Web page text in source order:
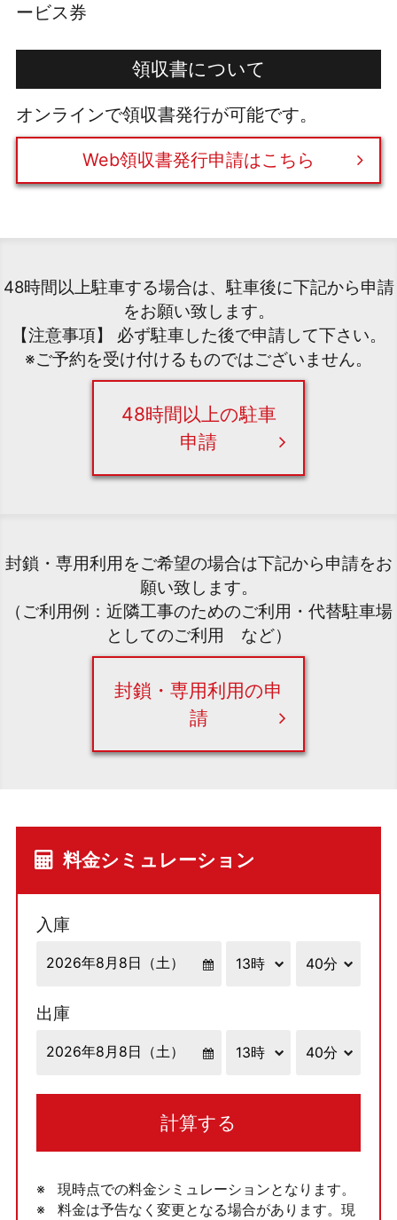
ービス券
領収書について
オンラインで領収書発行が可能です。
Web領収書発行申請はこちら
48時間以上駐車する場合は、駐車後に下記から申請
をお願い致します。
【注意事項】 必ず駐車した後で申請して下さい。
※ご予約を受け付けるものではございません。
48時間以上の駐車
申請
封鎖・専用利用をご希望の場合は下記から申請をお
願い致します。
（ご利用例：近隣工事のためのご利用・代替駐車場
としてのご利用 など）
封鎖・専用利用の申
請
料金シミュレーション
入庫
出庫
計算する
現時点での料金シミュレーションとなります。
料金は予告なく変更となる場合があります。現